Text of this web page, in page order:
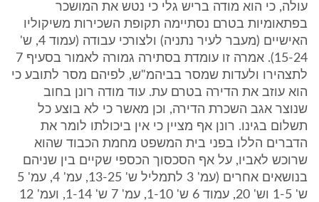
עולה, כי הוא מודה בריש גלי כי נטש את המושכר
בפתאומיות בטרם נסתיימה תקופת השכירות משיקוליו
האישיים (מעבר לעיר נתניה) ולצורכי עבודה (עמוד 4, ש'
15-24). אמרה זו עומדת בסתירה גמורה לאמור בסעיף 7
לתצהירו ולעדות שמסר בביהמ"ש, לפיהם מסר לתובע כי
הוא עוזב את הדירה בטרם עת. עוד מודה רונן בחוב
שנוצר אגב השכרת הדירה, וכן מאשר כי לא בוצע כל
תשלום בגינו. רונן אף מציין כי אין ביכולתו לומר את
הדברים הללו בפני בית המשפט מחמת הכבוד שהוא
שרוכש לאביו, על אף הסכסוך הכספי שקיים בין שניהם
בנושאים אחרים (עמ' 3 לתמליל ש' 13-25, עמ' 4, עמ' 5
ש' 1-5 וש' 20, עמוד 6 ש' 1-10, עמ' 7 ש' 1-14, ועמ' 12